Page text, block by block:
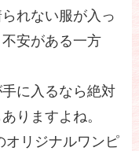
れない服が入っ
安がある一方
手に入るなら絶対
りますよね。
オリジナルワンピ